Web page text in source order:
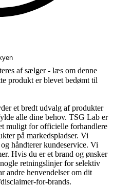
af sælger - læs om denne
produkt er blevet bedømt til
et bredt udvalg af produkter
alle dine behov. TSG Lab er
muligt for officielle forhandlere
på markedspladser. Vi
håndterer kundeservice. Vi
Hvis du er et brand og ønsker
retningslinjer for selektiv
andre henvendelser om dit
for-brands.